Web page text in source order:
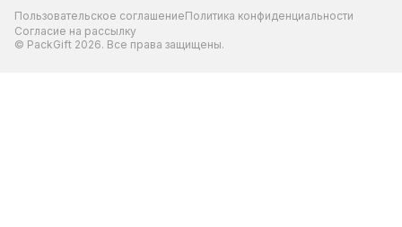
Пользовательское соглашениеПолитика конфиденциальности
Согласие на рассылку
© PackGift 2026. Все права защищены.